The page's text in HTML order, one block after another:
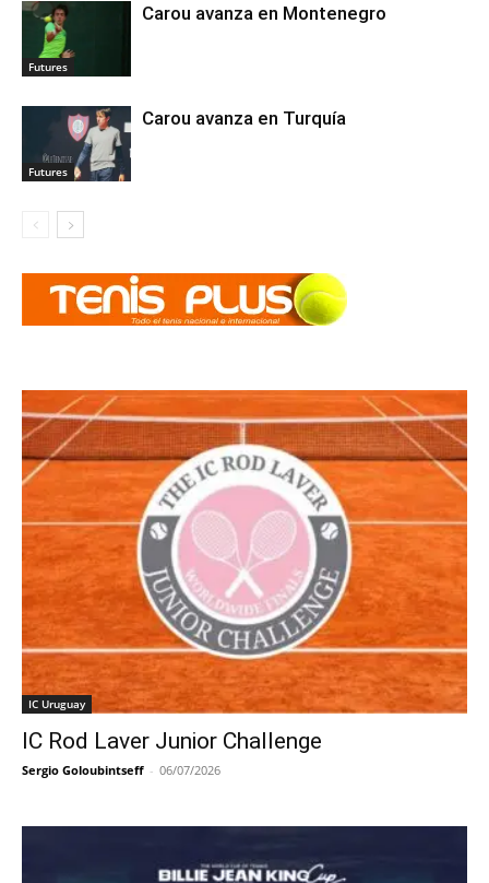
Futures
Carou avanza en Montenegro
Futures
Carou avanza en Turquía
IC Uruguay
IC Rod Laver Junior Challenge
Sergio Goloubintseff - 06/07/2026